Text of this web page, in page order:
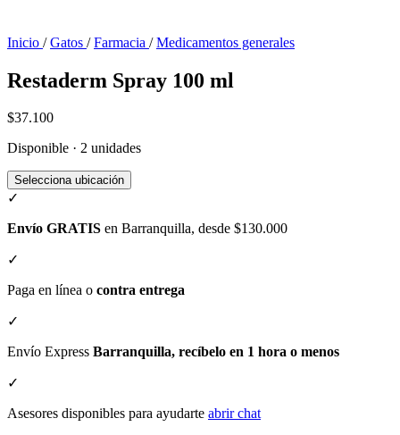
Inicio / Gatos / Farmacia / Medicamentos generales
Restaderm Spray 100 ml
$37.100
Disponible · 2 unidades
Selecciona ubicación
✓
Envío GRATIS en Barranquilla, desde $130.000
✓
Paga en línea o contra entrega
✓
Envío Express Barranquilla, recíbelo en 1 hora o menos
✓
Asesores disponibles para ayudarte abrir chat